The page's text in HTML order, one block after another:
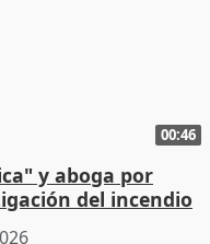
00:46
y aboga por
del incendio